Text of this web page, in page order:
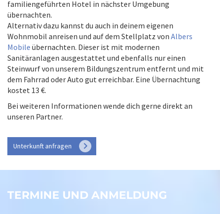
familiengeführten Hotel in nächster Umgebung
übernachten.
Alternativ dazu kannst du auch in deinem eigenen
Wohnmobil anreisen und auf dem Stellplatz von Albers
Mobile übernachten. Dieser ist mit modernen
Sanitäranlagen ausgestattet und ebenfalls nur einen
Steinwurf von unserem Bildungszentrum entfernt und mit
dem Fahrrad oder Auto gut erreichbar. Eine Übernachtung
kostet 13 €.
Bei weiteren Informationen wende dich gerne direkt an
unseren Partner.
Unterkunft anfragen keyboard_arrow_right
TERMINE UND ANMELDUNG